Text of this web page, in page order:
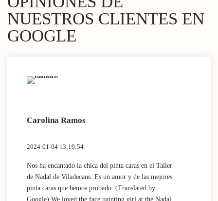
NUESTROS CLIENTES EN
GOOGLE
Carolina Ramos
2024-01-04 13:19:54
Nos ha encantado la chica del pinta caras en el Taller
de Nadal de Viladecans. Es un amor y de las mejores
pinta caras que hemos probado. (Translated by
Google) We loved the face painting girl at the Nadal